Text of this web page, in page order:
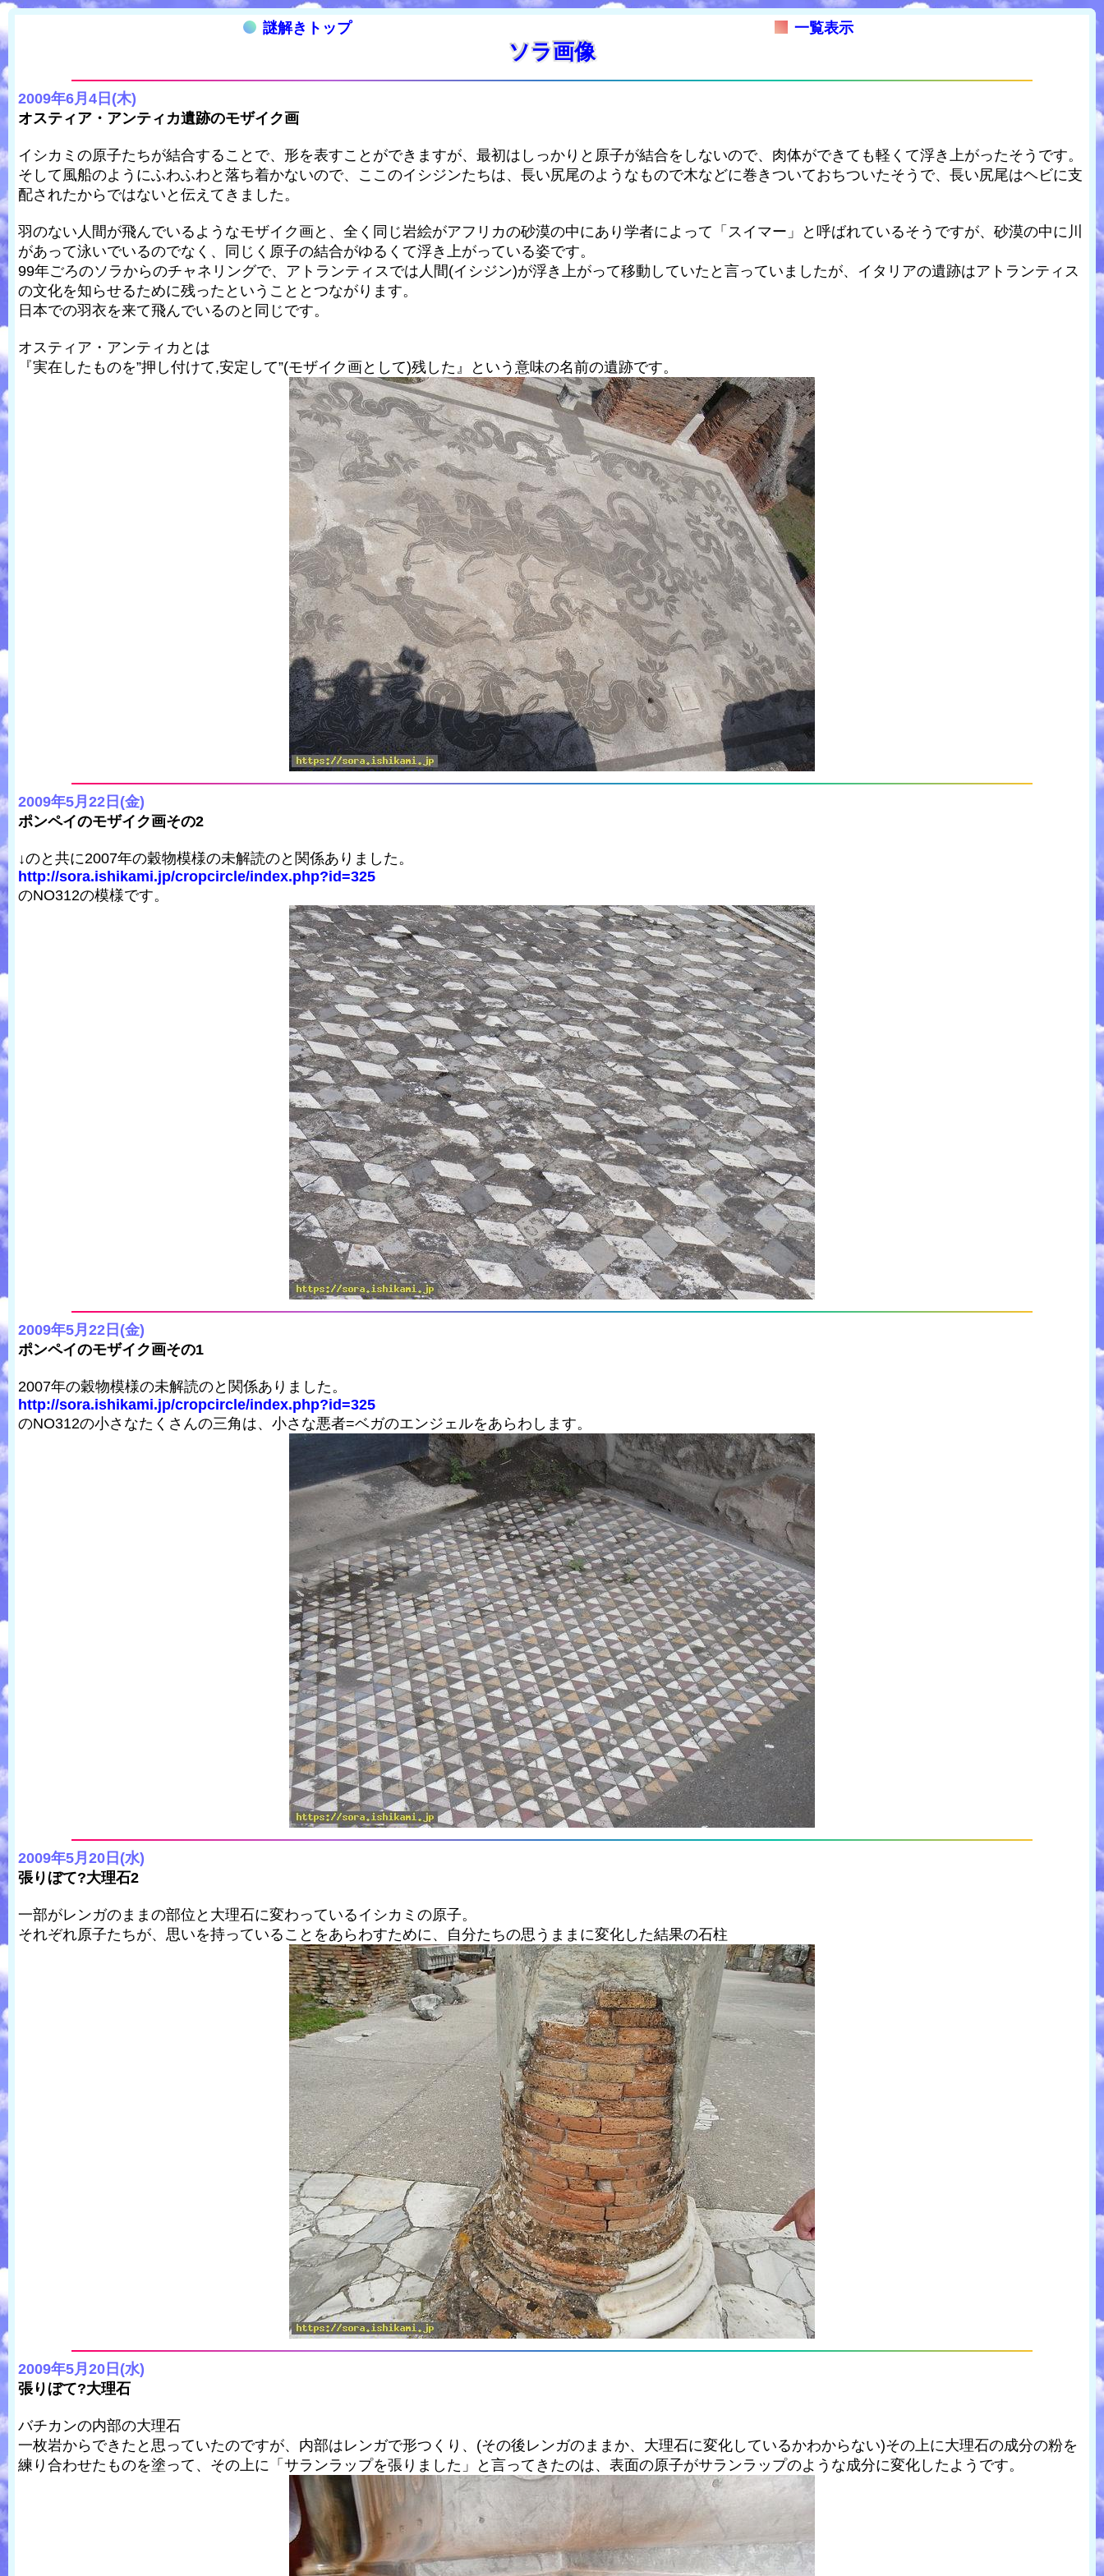
謎解きトップ 一覧表示
ソラ画像
2009年6月4日(木)
オスティア・アンティカ遺跡のモザイク画
イシカミの原子たちが結合することで、形を表すことができますが、最初はしっかりと原子が結合をしないので、肉体ができても軽くて浮き上がったそうです。
そして風船のようにふわふわと落ち着かないので、ここのイシジンたちは、長い尻尾のようなもので木などに巻きついておちついたそうで、長い尻尾はヘビに支
配されたからではないと伝えてきました。
羽のない人間が飛んでいるようなモザイク画と、全く同じ岩絵がアフリカの砂漠の中にあり学者によって「スイマー」と呼ばれているそうですが、砂漠の中に川
があって泳いでいるのでなく、同じく原子の結合がゆるくて浮き上がっている姿です。
99年ごろのソラからのチャネリングで、アトランティスでは人間(イシジン)が浮き上がって移動していたと言っていましたが、イタリアの遺跡はアトランティス
の文化を知らせるために残ったということとつながります。
日本での羽衣を来て飛んでいるのと同じです。
オスティア・アンティカとは
『実在したものを”押し付けて,安定して”(モザイク画として)残した』という意味の名前の遺跡です。
2009年5月22日(金)
ポンペイのモザイク画その2
↓のと共に2007年の穀物模様の未解読のと関係ありました。
http://sora.ishikami.jp/cropcircle/index.php?id=325
のNO312の模様です。
2009年5月22日(金)
ポンペイのモザイク画その1
2007年の穀物模様の未解読のと関係ありました。
http://sora.ishikami.jp/cropcircle/index.php?id=325
のNO312の小さなたくさんの三角は、小さな悪者=ベガのエンジェルをあらわします。
2009年5月20日(水)
張りぼて?大理石2
一部がレンガのままの部位と大理石に変わっているイシカミの原子。
それぞれ原子たちが、思いを持っていることをあらわすために、自分たちの思うままに変化した結果の石柱
2009年5月20日(水)
張りぼて?大理石
バチカンの内部の大理石
一枚岩からできたと思っていたのですが、内部はレンガで形つくり、(その後レンガのままか、大理石に変化しているかわからない)その上に大理石の成分の粉を
練り合わせたものを塗って、その上に「サランラップを張りました」と言ってきたのは、表面の原子がサランラップのような成分に変化したようです。